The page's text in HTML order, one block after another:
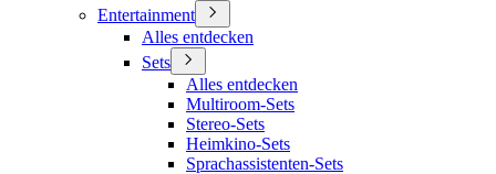
Entertainment
Alles entdecken
Sets
Alles entdecken
Multiroom-Sets
Stereo-Sets
Heimkino-Sets
Sprachassistenten-Sets